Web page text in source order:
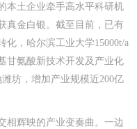
本土企业牵手高水平科研机
真金白银。截至目前，已有
，哈尔滨工业大学15000t/a
甘氨酸新技术开发及产业化
坊，增加产业规模近200亿
辉映的产业变奏曲。一边